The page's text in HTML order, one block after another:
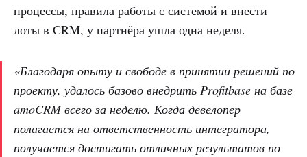
процессы, правила работы с системой и внести
лоты в CRM, у партнёра ушла одна неделя.
«Благодаря опыту и свободе в принятии решений по
проекту, удалось базово внедрить Profitbase на базе
amoCRM всего за неделю. Когда девелопер
полагается на ответственность интегратора,
получается достигать отличных результатов по